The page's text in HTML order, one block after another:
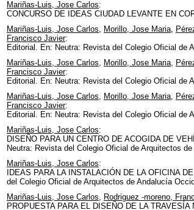
Mariñas-Luis, Jose Carlos:
CONCURSO DE IDEAS CIUDAD LEVANTE EN
Mariñas-Luis, Jose Carlos, Morillo, Jose Maria,
Francisco Javier:
Editorial. En: Neutra: Revista del Colegio Oficial de
Mariñas-Luis, Jose Carlos, Morillo, Jose Maria,
Francisco Javier:
Editorial. En: Neutra: Revista del Colegio Oficial de
Mariñas-Luis, Jose Carlos, Morillo, Jose Maria,
Francisco Javier:
Editorial. En: Neutra: Revista del Colegio Oficial de
Mariñas-Luis, Jose Carlos:
DISEÑO PARA UN CENTRO DE ACOGIDA DE
Neutra: Revista del Colegio Oficial de Arquitectos
Mariñas-Luis, Jose Carlos:
IDEAS PARA LA INSTALACIÓN DE LA OFICINA
del Colegio Oficial de Arquitectos de Andalucía
Mariñas-Luis, Jose Carlos, Rodriguez -moreno,
PROPUESTA PARA EL DISEÑO DE LA